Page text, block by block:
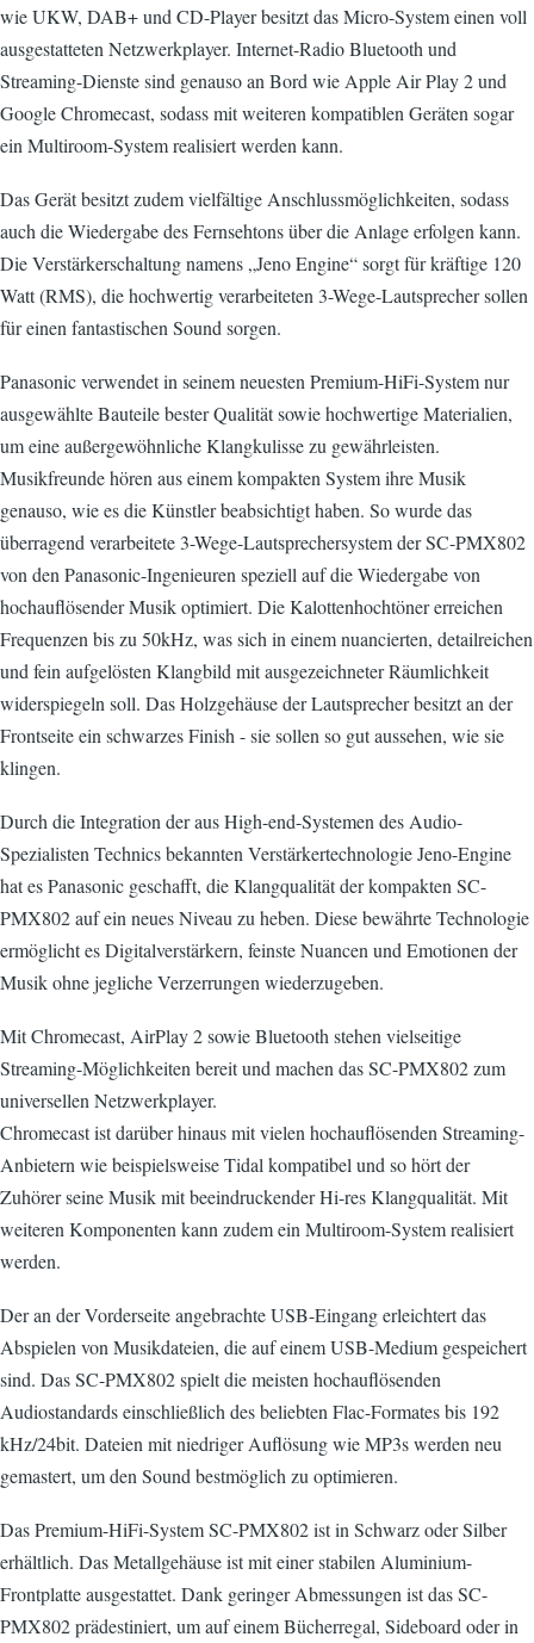
wie UKW, DAB+ und CD-Player besitzt das Micro-System einen voll
ausgestatteten Netzwerkplayer. Internet-Radio Bluetooth und
Streaming-Dienste sind genauso an Bord wie Apple Air Play 2 und
Google Chromecast, sodass mit weiteren kompatiblen Geräten sogar
ein Multiroom-System realisiert werden kann.
Das Gerät besitzt zudem vielfältige Anschlussmöglichkeiten, sodass
auch die Wiedergabe des Fernsehtons über die Anlage erfolgen kann.
Die Verstärkerschaltung namens „Jeno Engine“ sorgt für kräftige 120
Watt (RMS), die hochwertig verarbeiteten 3-Wege-Lautsprecher sollen
für einen fantastischen Sound sorgen.
Panasonic verwendet in seinem neuesten Premium-HiFi-System nur
ausgewählte Bauteile bester Qualität sowie hochwertige Materialien,
um eine außergewöhnliche Klangkulisse zu gewährleisten.
Musikfreunde hören aus einem kompakten System ihre Musik
genauso, wie es die Künstler beabsichtigt haben. So wurde das
überragend verarbeitete 3-Wege-Lautsprechersystem der SC-PMX802
von den Panasonic-Ingenieuren speziell auf die Wiedergabe von
hochauflösender Musik optimiert. Die Kalottenhochtöner erreichen
Frequenzen bis zu 50kHz, was sich in einem nuancierten, detailreichen
und fein aufgelösten Klangbild mit ausgezeichneter Räumlichkeit
widerspiegeln soll. Das Holzgehäuse der Lautsprecher besitzt an der
Frontseite ein schwarzes Finish - sie sollen so gut aussehen, wie sie
klingen.
Durch die Integration der aus High-end-Systemen des Audio-
Spezialisten Technics bekannten Verstärkertechnologie Jeno-Engine
hat es Panasonic geschafft, die Klangqualität der kompakten SC-
PMX802 auf ein neues Niveau zu heben. Diese bewährte Technologie
ermöglicht es Digitalverstärkern, feinste Nuancen und Emotionen der
Musik ohne jegliche Verzerrungen wiederzugeben.
Mit Chromecast, AirPlay 2 sowie Bluetooth stehen vielseitige
Streaming-Möglichkeiten bereit und machen das SC-PMX802 zum
universellen Netzwerkplayer.
Chromecast ist darüber hinaus mit vielen hochauflösenden Streaming-
Anbietern wie beispielsweise Tidal kompatibel und so hört der
Zuhörer seine Musik mit beeindruckender Hi-res Klangqualität. Mit
weiteren Komponenten kann zudem ein Multiroom-System realisiert
werden.
Der an der Vorderseite angebrachte USB-Eingang erleichtert das
Abspielen von Musikdateien, die auf einem USB-Medium gespeichert
sind. Das SC-PMX802 spielt die meisten hochauflösenden
Audiostandards einschließlich des beliebten Flac-Formates bis 192
kHz/24bit. Dateien mit niedriger Auflösung wie MP3s werden neu
gemastert, um den Sound bestmöglich zu optimieren.
Das Premium-HiFi-System SC-PMX802 ist in Schwarz oder Silber
erhältlich. Das Metallgehäuse ist mit einer stabilen Aluminium-
Frontplatte ausgestattet. Dank geringer Abmessungen ist das SC-
PMX802 prädestiniert, um auf einem Bücherregal, Sideboard oder in